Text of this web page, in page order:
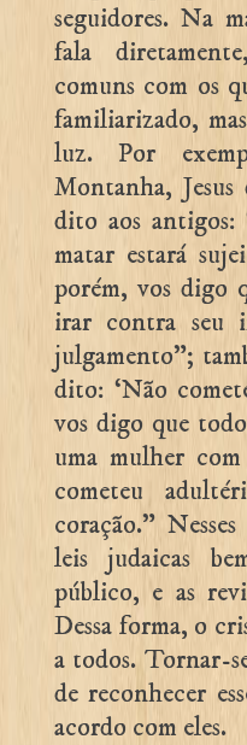
seguidores. Na
fala
comuns com os
familiarizado,
luz. Por
Montanha,
dito aos antigos:
matar estará
porém, vos digo
irar contra seu
julgamento”;
dito: ‘Não
vos digo que
uma mulher
cometeu
coração.”
leis judaicas
público, e as
Dessa forma, o
a todos. Tornar-
de reconhecer
acordo com eles.